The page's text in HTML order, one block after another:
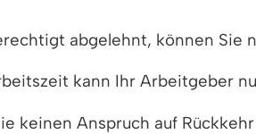
abgelehnt, können Sie
kann Ihr Arbeitgeber
keinen Anspruch auf